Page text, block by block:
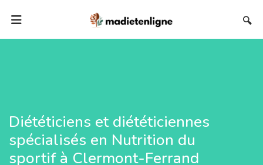
🔍
Diététiciens et diététiciennes
spécialisés en Nutrition du
sportif à Clermont-Ferrand